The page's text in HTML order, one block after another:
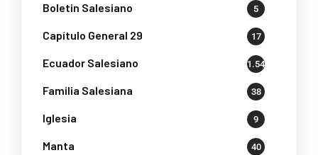
Boletin Salesiano 5
Capítulo General 29 17
Ecuador Salesiano 1.541
Familia Salesiana 38
Iglesia 9
Manta 40